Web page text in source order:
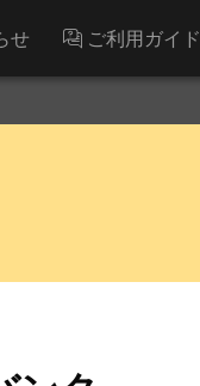
せ ご利用ガイド